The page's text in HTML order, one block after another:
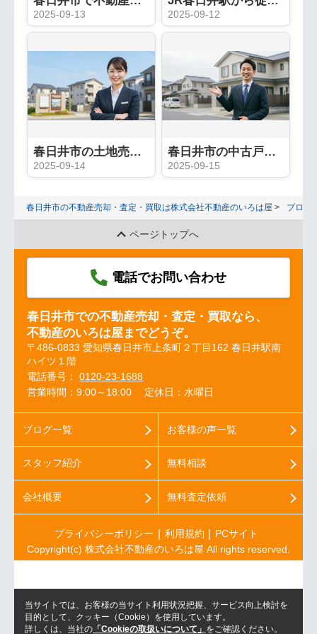
2025-09-13 2025-09-12
春日井市の土地売却、高値で売るためのエリア別ポイント
2025-09-14
春日井市の中古戸建売却完全ガイド｜人気エリアと高値売却の秘訣
2025-09-15
春日井市の不動産売却・査定・買取は株式会社不動産のいろは屋 ブログ
ページトップへ
電話でお問い合わせ
春日井市での不動産売却・査定・買取なら、
不動産のいろは屋までどうぞ。
〒486-0833 愛知県春日井市上条町２丁目162 春日井駅南
ハイツ１階
電話番号： 0120-23-1688
営業時間：9:00～18:00
定休日：水曜日
ブログ一覧
スタッフ紹介
会社概要
お客様の声一覧
無料相談
無料査定依頼
プライバシーポリシー 利用規約
PCサイト
Copyright(c) 株式会社不動産のいろは屋 All rights reserved.
当サイトでは、お客様の当サイト利用状況把握、サービス向上検討を
目的として、クッキー（Cookie）を使用しています。
詳しくは、当社の 「Cookieの取扱いについて」 をご確認ください。